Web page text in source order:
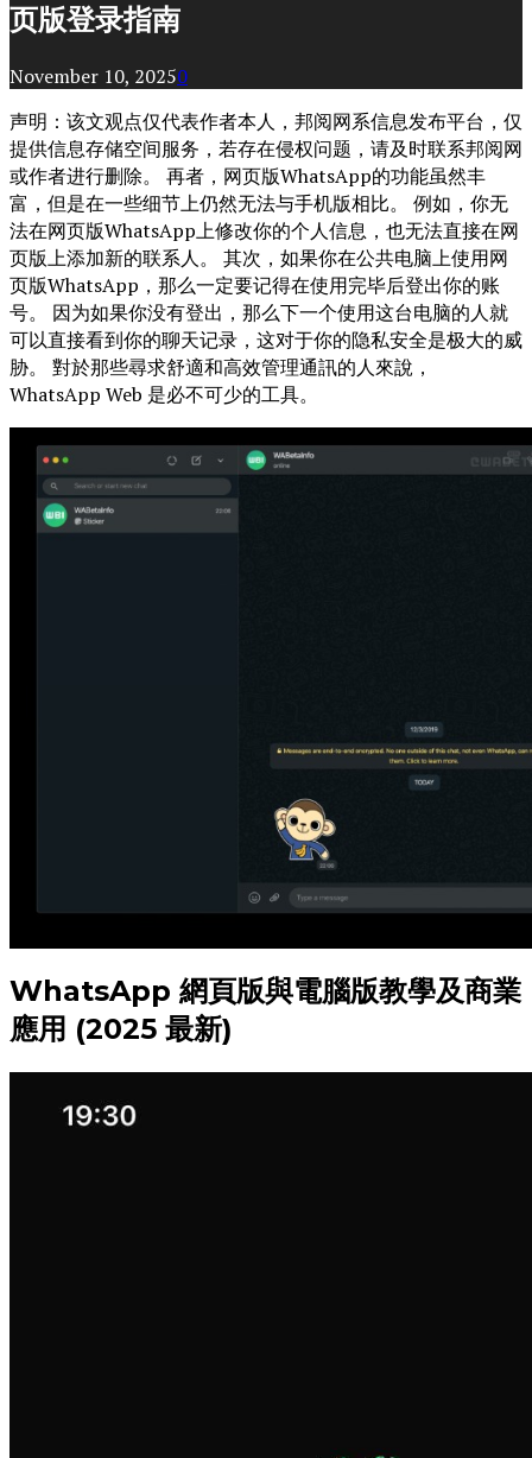
页版登录指南
November 10, 20250
声明：该文观点仅代表作者本人，邦阅网系信息发布平台，仅
提供信息存储空间服务，若存在侵权问题，请及时联系邦阅网
或作者进行删除。 再者，网页版WhatsApp的功能虽然丰
富，但是在一些细节上仍然无法与手机版相比。 例如，你无
法在网页版WhatsApp上修改你的个人信息，也无法直接在网
页版上添加新的联系人。 其次，如果你在公共电脑上使用网
页版WhatsApp，那么一定要记得在使用完毕后登出你的账
号。 因为如果你没有登出，那么下一个使用这台电脑的人就
可以直接看到你的聊天记录，这对于你的隐私安全是极大的威
胁。 對於那些尋求舒適和高效管理通訊的人來說，
WhatsApp Web 是必不可少的工具。
WhatsApp 網頁版與電腦版教學及商業
應用 (2025 最新)